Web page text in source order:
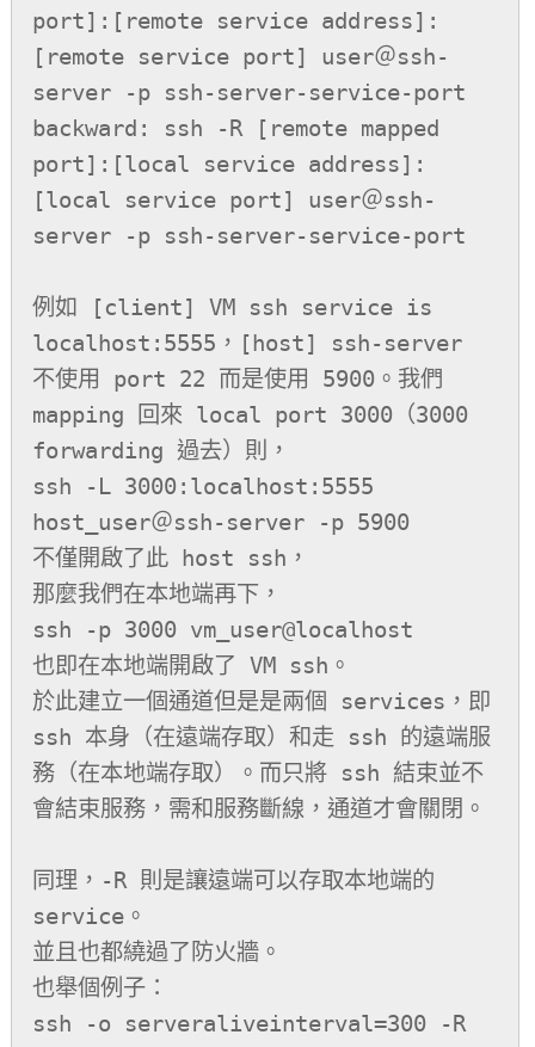
port]:[remote service address]:
[remote service port] user＠ssh-
server -p ssh-server-service-port
backward: ssh -R [remote mapped
port]:[local service address]:
[local service port] user＠ssh-
server -p ssh-server-service-port
例如 [client] VM ssh service is
localhost:5555，[host] ssh-server
不使用 port 22 而是使用 5900。我們
mapping 回來 local port 3000（3000
forwarding 過去）則，
ssh -L 3000:localhost:5555
host_user＠ssh-server -p 5900
不僅開啟了此 host ssh，
那麼我們在本地端再下，
ssh -p 3000 vm_user@localhost
也即在本地端開啟了 VM ssh。
於此建立一個通道但是是兩個 services，即
ssh 本身（在遠端存取）和走 ssh 的遠端服
務（在本地端存取）。而只將 ssh 結束並不
會結束服務，需和服務斷線，通道才會關閉。
同理，-R 則是讓遠端可以存取本地端的
service。
並且也都繞過了防火牆。
也舉個例子：
ssh -o serveraliveinterval=300 -R